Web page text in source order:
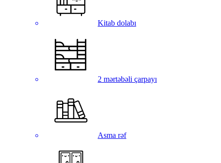
Kitab dolabı
2 mərtəbəli çarpayı
Asma rəf